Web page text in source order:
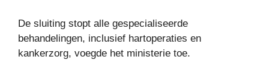
De sluiting stopt alle gespecialiseerde
behandelingen, inclusief hartoperaties en
kankerzorg, voegde het ministerie toe.